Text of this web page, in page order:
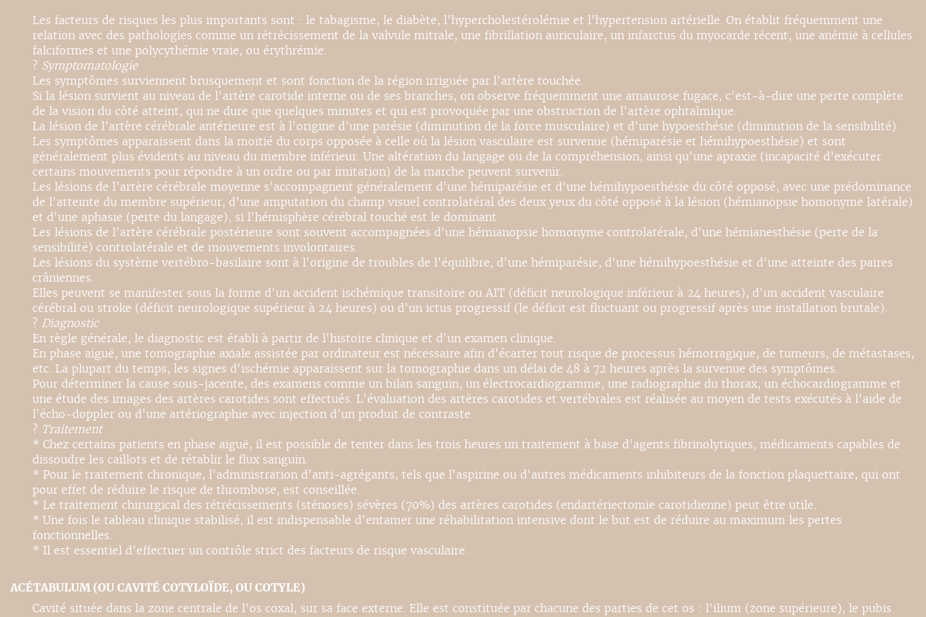
Les facteurs de risques les plus importants sont : le tabagisme, le diabète, l'hypercholestérolémie et l'hypertension artérielle. On établit fréquemment une
relation avec des pathologies comme un rétrécissement de la valvule mitrale, une fibrillation auriculaire, un infarctus du myocarde récent, une anémie à cellules
falciformes et une polycythémie vraie, ou érythrémie.
? Symptomatologie
Les symptômes surviennent brusquement et sont fonction de la région irriguée par l'artère touchée.
Si la lésion survient au niveau de l'artère carotide interne ou de ses branches, on observe fréquemment une amaurose fugace, c'est-à-dire une perte complète
de la vision du côté atteint, qui ne dure que quelques minutes et qui est provoquée par une obstruction de l'artère ophtalmique.
La lésion de l'artère cérébrale antérieure est à l'origine d'une parésie (diminution de la force musculaire) et d'une hypoesthésie (diminution de la sensibilité).
Les symptômes apparaissent dans la moitié du corps opposée à celle où la lésion vasculaire est survenue (hémiparésie et hémihypoesthésie) et sont
généralement plus évidents au niveau du membre inférieur. Une altération du langage ou de la compréhension, ainsi qu'une apraxie (incapacité d'exécuter
certains mouvements pour répondre à un ordre ou par imitation) de la marche peuvent survenir.
Les lésions de l'artère cérébrale moyenne s'accompagnent généralement d'une hémiparésie et d'une hémihypoesthésie du côté opposé, avec une prédominance
de l'atteinte du membre supérieur, d'une amputation du champ visuel controlatéral des deux yeux du côté opposé à la lésion (hémianopsie homonyme latérale)
et d'une aphasie (perte du langage), si l'hémisphère cérébral touché est le dominant.
Les lésions de l'artère cérébrale postérieure sont souvent accompagnées d'une hémianopsie homonyme controlatérale, d'une hémianesthésie (perte de la
sensibilité) controlatérale et de mouvements involontaires.
Les lésions du système vertébro-basilaire sont à l'origine de troubles de l'équilibre, d'une hémiparésie, d'une hémihypoesthésie et d'une atteinte des paires
crâniennes.
Elles peuvent se manifester sous la forme d'un accident ischémique transitoire ou AIT (déficit neurologique inférieur à 24 heures), d'un accident vasculaire
cérébral ou stroke (déficit neurologique supérieur à 24 heures) ou d'un ictus progressif (le déficit est fluctuant ou progressif après une installation brutale).
? Diagnostic
En règle générale, le diagnostic est établi à partir de l'histoire clinique et d'un examen clinique.
En phase aiguë, une tomographie axiale assistée par ordinateur est nécessaire afin d'écarter tout risque de processus hémorragique, de tumeurs, de métastases,
etc. La plupart du temps, les signes d'ischémie apparaissent sur la tomographie dans un délai de 48 à 72 heures après la survenue des symptômes.
Pour déterminer la cause sous-jacente, des examens comme un bilan sanguin, un électrocardiogramme, une radiographie du thorax, un échocardiogramme et
une étude des images des artères carotides sont effectués. L'évaluation des artères carotides et vertébrales est réalisée au moyen de tests exécutés à l'aide de
l'écho-doppler ou d'une artériographie avec injection d'un produit de contraste.
? Traitement
* Chez certains patients en phase aiguë, il est possible de tenter dans les trois heures un traitement à base d'agents fibrinolytiques, médicaments capables de
dissoudre les caillots et de rétablir le flux sanguin.
* Pour le traitement chronique, l'administration d'anti-agrégants, tels que l'aspirine ou d'autres médicaments inhibiteurs de la fonction plaquettaire, qui ont
pour effet de réduire le risque de thrombose, est conseillée.
* Le traitement chirurgical des rétrécissements (sténoses) sévères (70%) des artères carotides (endartériectomie carotidienne) peut être utile.
* Une fois le tableau clinique stabilisé, il est indispensable d'entamer une réhabilitation intensive dont le but est de réduire au maximum les pertes
fonctionnelles.
* Il est essentiel d'effectuer un contrôle strict des facteurs de risque vasculaire.
ACÉTABULUM (OU CAVITÉ COTYLOÏDE, OU COTYLE)
Cavité située dans la zone centrale de l'os coxal, sur sa face externe. Elle est constituée par chacune des parties de cet os : l'ilium (zone supérieure), le pubis